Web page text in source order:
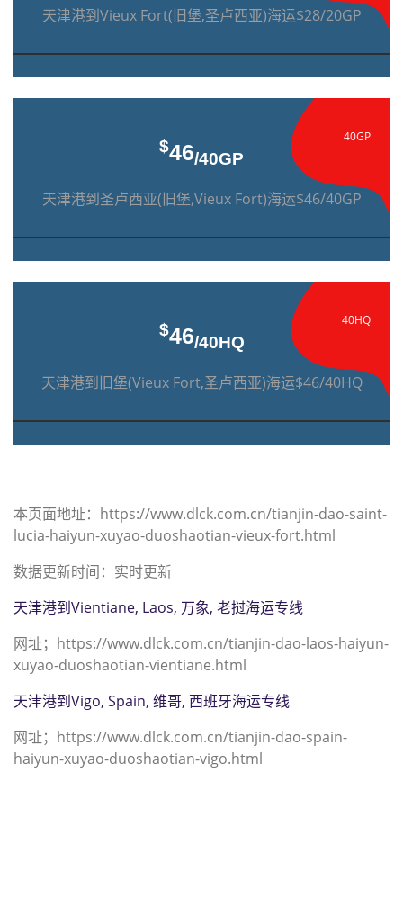
天津港到Vieux Fort(旧堡,圣卢西亚)海运$28/20GP
40GP
$46/40GP
天津港到圣卢西亚(旧堡,Vieux Fort)海运$46/40GP
40HQ
$46/40HQ
天津港到旧堡(Vieux Fort,圣卢西亚)海运$46/40HQ
本页面地址：https://www.dlck.com.cn/tianjin-dao-saint-
lucia-haiyun-xuyao-duoshaotian-vieux-fort.html
数据更新时间：实时更新
天津港到Vientiane, Laos, 万象, 老挝海运专线
网址；https://www.dlck.com.cn/tianjin-dao-laos-haiyun-
xuyao-duoshaotian-vientiane.html
天津港到Vigo, Spain, 维哥, 西班牙海运专线
网址；https://www.dlck.com.cn/tianjin-dao-spain-
haiyun-xuyao-duoshaotian-vigo.html